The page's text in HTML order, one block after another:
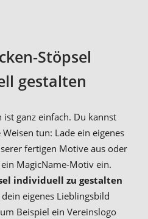
Stöpsel
gestalten
ist ganz einfach. Du kannst
tun: Lade ein eigenes
fertigen Motive aus oder
MagicName-Motiv ein.
individuell zu gestalten
eigenes Lieblingsbild
Beispiel ein Vereinslogo